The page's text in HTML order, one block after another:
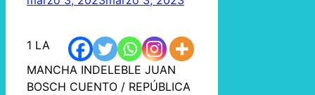
1 LA
MANCHA INDELEBLE JUAN
BOSCH CUENTO / REPÚBLICA